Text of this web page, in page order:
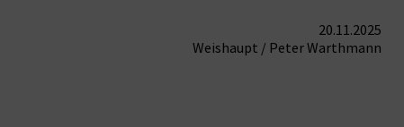
20.11.2025
Weishaupt / Peter Warthmann